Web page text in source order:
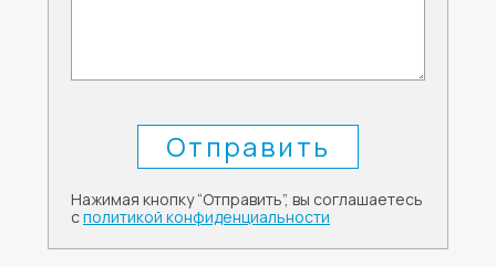
Нажимая кнопку “Отправить”, вы соглашаетесь
сполитикой конфиденциальности